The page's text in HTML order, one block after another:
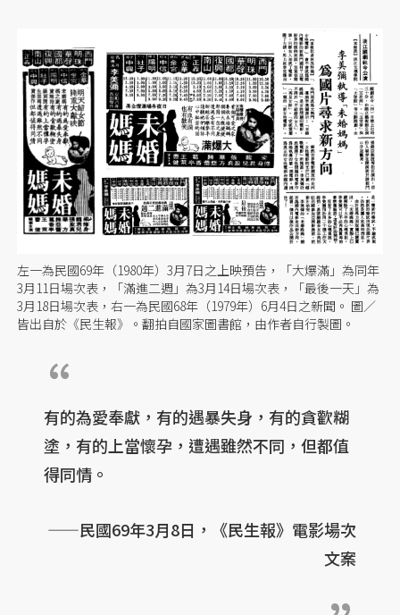
左一為民國69年（1980年）3月7日之上映預告，「大爆滿」為同年
3月11日場次表，「滿進二週」為3月14日場次表，「最後一天」為
3月18日場次表，右一為民國68年（1979年）6月4日之新聞。 圖／
皆出自於《民生報》。翻拍自國家圖書館，由作者自行製圖。
有的為愛奉獻，有的遇暴失身，有的貪歡糊
塗，有的上當懷孕，遭遇雖然不同，但都值
得同情。
——民國69年3月8日，《民生報》電影場次
文案